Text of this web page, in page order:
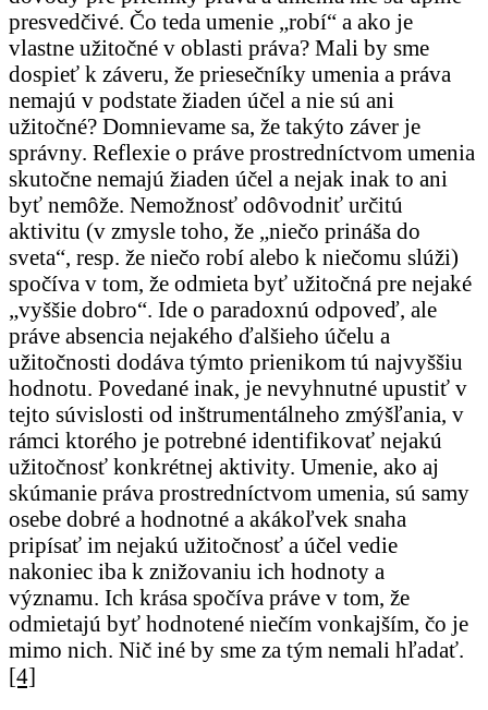
presvedčivé. Čo teda umenie „robí“ a ako je
vlastne užitočné v oblasti práva? Mali by sme
dospieť k záveru, že priesečníky umenia a práva
nemajú v podstate žiaden účel a nie sú ani
užitočné? Domnievame sa, že takýto záver je
správny. Reflexie o práve prostredníctvom umenia
skutočne nemajú žiaden účel a nejak inak to ani
byť nemôže. Nemožnosť odôvodniť určitú
aktivitu (v zmysle toho, že „niečo prináša do
sveta“, resp. že niečo robí alebo k niečomu slúži)
spočíva v tom, že odmieta byť užitočná pre nejaké
„vyššie dobro“. Ide o paradoxnú odpoveď, ale
práve absencia nejakého ďalšieho účelu a
užitočnosti dodáva týmto prienikom tú najvyššiu
hodnotu. Povedané inak, je nevyhnutné upustiť v
tejto súvislosti od inštrumentálneho zmýšľania, v
rámci ktorého je potrebné identifikovať nejakú
užitočnosť konkrétnej aktivity. Umenie, ako aj
skúmanie práva prostredníctvom umenia, sú samy
osebe dobré a hodnotné a akákoľvek snaha
pripísať im nejakú užitočnosť a účel vedie
nakoniec iba k znižovaniu ich hodnoty a
významu. Ich krása spočíva práve v tom, že
odmietajú byť hodnotené niečím vonkajším, čo je
mimo nich. Nič iné by sme za tým nemali hľadať.
[4]